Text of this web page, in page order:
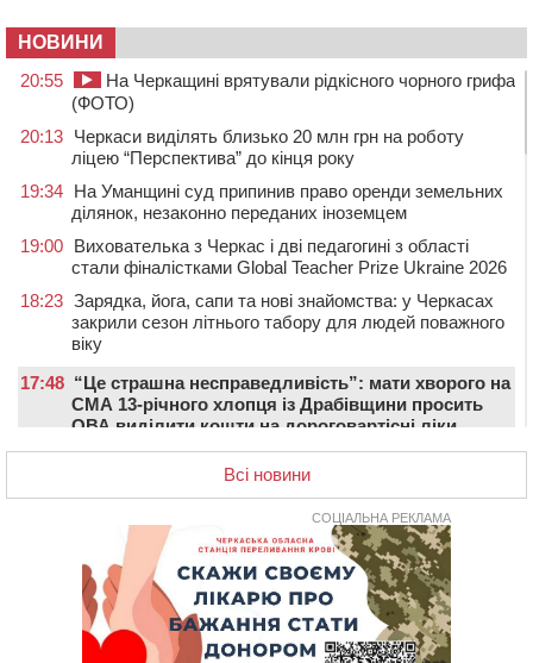
НОВИНИ
20:55
На Черкащині врятували рідкісного чорного грифа
(ФОТО)
20:13 Черкаси виділять близько 20 млн грн на роботу
ліцею “Перспектива” до кінця року
19:34 На Уманщині суд припинив право оренди земельних
ділянок, незаконно переданих іноземцем
19:00 Вихователька з Черкас і дві педагогині з області
стали фіналістками Global Teacher Prize Ukraine 2026
18:23 Зарядка, йога, сапи та нові знайомства: у Черкасах
закрили сезон літнього табору для людей поважного
віку
17:48 “Це страшна несправедливість”: мати хворого на
СМА 13-річного хлопця із Драбівщини просить
ОВА виділити кошти на дороговартісні ліки
На Уманщині судитимуть колишню очільницю відділу
освіти через закупівлю електрики за завищеною
У Черкасах провели в останню путь двох
загиблих воїнів
До 1 вересня у Черкасах оновлюють дорожню
розмітку біля навчальних закладів (ФОТОФАКТ)
Всі новини
СОЦІАЛЬНА РЕКЛАМА